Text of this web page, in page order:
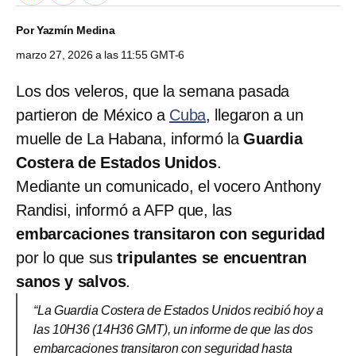
PorYazmín Medina
marzo 27, 2026 a las 11:55 GMT-6
Los dos veleros, que la semana pasada
partieron de México a Cuba, llegaron a un
muelle de La Habana, informó laGuardia
Costera de Estados Unidos.
Mediante un comunicado, el vocero Anthony
Randisi, informó a AFP que, las
embarcaciones transitaron con seguridad
por lo que sustripulantes se encuentran
sanos y salvos.
“La Guardia Costera de Estados Unidos recibió hoy a
las 10H36 (14H36 GMT), un informe de que las dos
embarcaciones transitaron con seguridad hasta